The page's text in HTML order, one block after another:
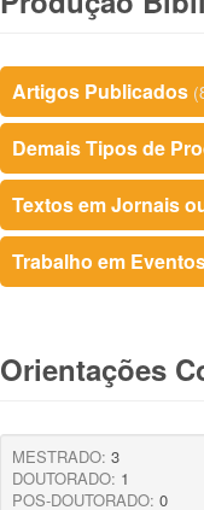
Artigos Publicados
Demais Tipos de
Textos em Jornais
Trabalho em
Orientações
MESTRADO: 3
DOUTORADO: 1
POS-DOUTORADO: 0